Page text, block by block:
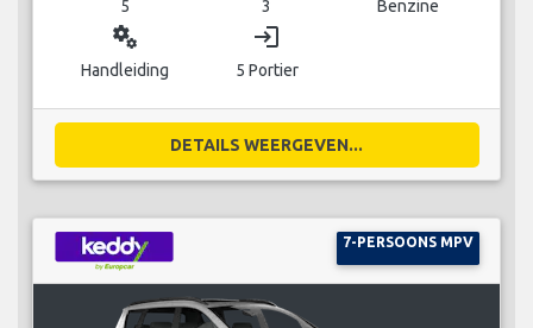
5 3 Benzine
miscellaneous_services
Handleiding
login
5 Portier
DETAILS WEERGEVEN...
7-PERSOONS MPV